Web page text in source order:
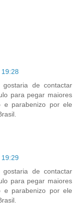
de contactar
para pegar maiores
e parabenizo por ele
19:29
de contactar
para pegar maiores
e parabenizo por ele